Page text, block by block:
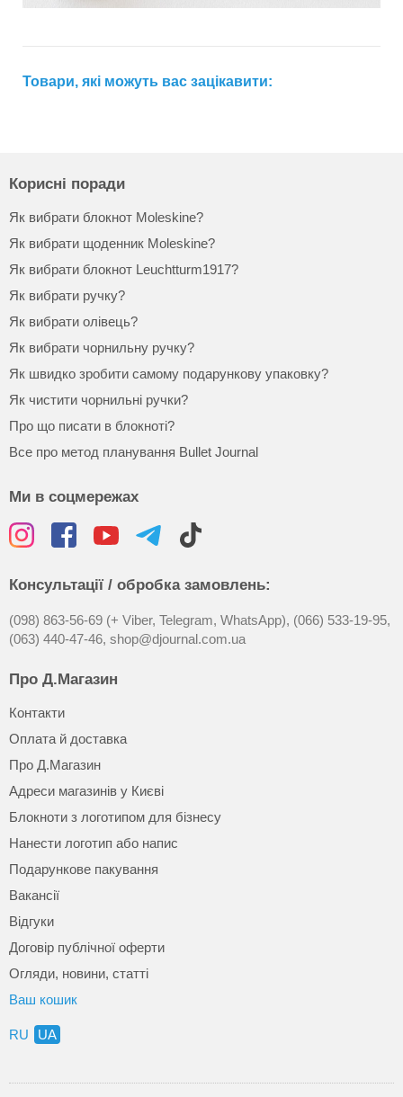
Товари, які можуть вас зацікавити:
Корисні поради
Як вибрати блокнот Moleskine?
Як вибрати щоденник Moleskine?
Як вибрати блокнот Leuchtturm1917?
Як вибрати ручку?
Як вибрати олівець?
Як вибрати чорнильну ручку?
Як швидко зробити самому подарункову упаковку?
Як чистити чорнильні ручки?
Про що писати в блокноті?
Все про метод планування Bullet Journal
Ми в соцмережах
Консультації / обробка замовлень:
(098) 863-56-69 (+ Viber, Telegram, WhatsApp), (066) 533-19-95,
(063) 440-47-46, shop@djournal.com.ua
Про Д.Магазин
Контакти
Оплата й доставка
Про Д.Магазин
Адреси магазинів у Києві
Блокноти з логотипом для бізнесу
Нанести логотип або напис
Подарункове пакування
Вакансії
Відгуки
Договір публічної оферти
Огляди, новини, статті
Ваш кошик
RU UA